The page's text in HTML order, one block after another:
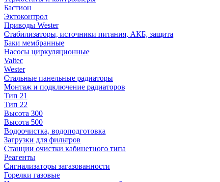
Бастион
Эктоконтрол
Приводы Wester
Стабилизаторы, источники питания, АКБ, защита
Баки мембранные
Насосы циркуляционные
Valtec
Wester
Стальные панельные радиаторы
Монтаж и подключение радиаторов
Тип 21
Тип 22
Высота 300
Высота 500
Водоочистка, водоподготовка
Загрузки для фильтров
Станции очистки кабинетного типа
Реагенты
Сигнализаторы загазованности
Горелки газовые